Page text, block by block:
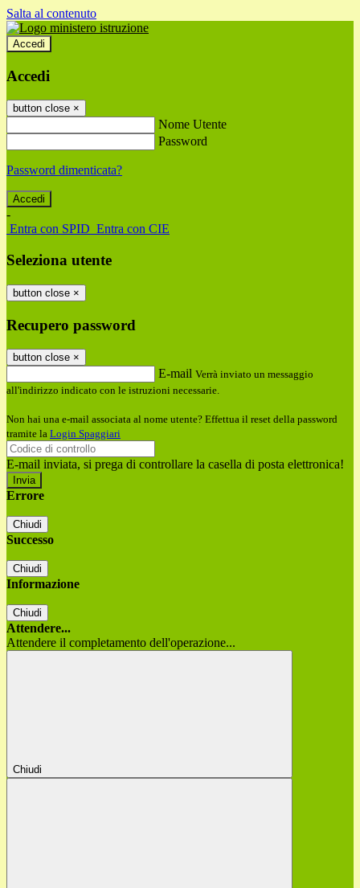
Salta al contenuto
Accedi
Accedi
button close ×
Nome Utente
Password
Password dimenticata?
-
Entra con SPID Entra con CIE
Seleziona utente
button close ×
Recupero password
button close ×
E-mail Verrà inviato un messaggio
all'indirizzo indicato con le istruzioni necessarie.
Non hai una e-mail associata al nome utente? Effettua il reset della password
tramite la Login Spaggiari
E-mail inviata, si prega di controllare la casella di posta elettronica!
Errore
Chiudi
Successo
Chiudi
Informazione
Chiudi
Attendere...
Attendere il completamento dell'operazione...
Chiudi